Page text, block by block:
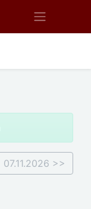
07.11.2026 >>